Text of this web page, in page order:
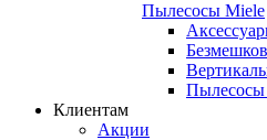
Пылесосы Miele
Пылесосы
Клиентам
Акции